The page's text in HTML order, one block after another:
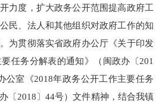
力度，扩大政务公开范围提高政府工
民、法人和其他组织对政府工作的知
为贯彻落实省政府办公厅 《关于印发
任务分解表的通知》（闽政办〔201
公室《2018年政务公开工作主要任务
〔2018〕44号）文件精神，结合我镇